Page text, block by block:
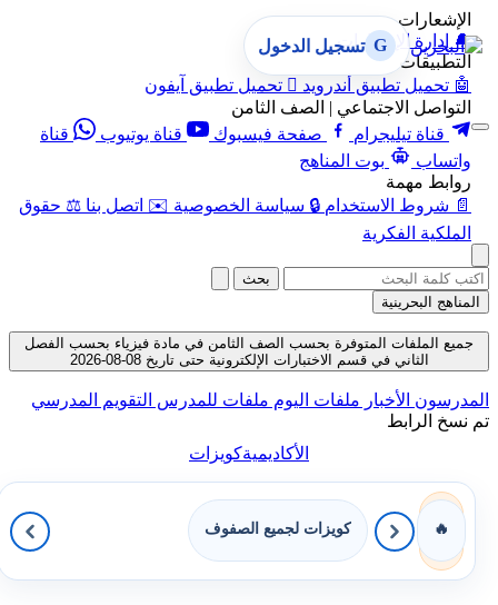
الإشعارات
🔔 إدارة الإشعارات
التطبيقات
🤖 تحميل تطبيق أندرويد  تحميل تطبيق آيفون
التواصل الاجتماعي | الصف الثامن
قناة تيليجرام
صفحة فيسبوك قناة يوتيوب
قناة
واتساب
بوت المناهج
روابط مهمة
📄 شروط الاستخدام 🔒 سياسة الخصوصية ✉️ اتصل بنا ⚖️ حقوق
الملكية الفكرية
G تسجيل الدخول
بحث
المناهج البحرينية
جميع الملفات المتوفرة بحسب الصف الثامن في مادة فيزياء بحسب الفصل
الثاني في قسم الاختبارات الإلكترونية حتى تاريخ 08-08-2026
المدرسون الأخبار ملفات اليوم ملفات للمدرس التقويم المدرسي
تم نسخ الرابط
الأكاديميةكويزات
🔥 كويزات لجميع الصفوف